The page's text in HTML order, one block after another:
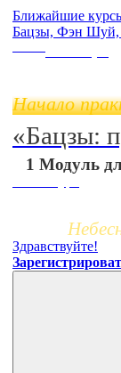
Ближайшие
Бацзы, Фэн Шуй,
Начало
«Бацзы:
1 Модуль
Здравствуйте!